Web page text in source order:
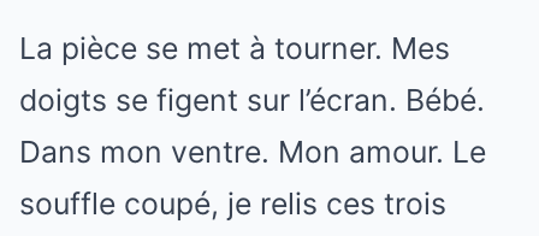
La pièce se met à tourner. Mes
doigts se figent sur l’écran. Bébé.
Dans mon ventre. Mon amour. Le
souffle coupé, je relis ces trois